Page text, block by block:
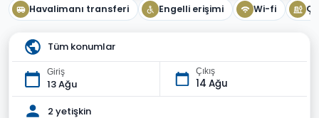
Havalimanı transferi Engelli erişimi Wi-fi
Tüm konumlar
Giriş
13 Ağu
Çıkış
14 Ağu
2 yetişkin